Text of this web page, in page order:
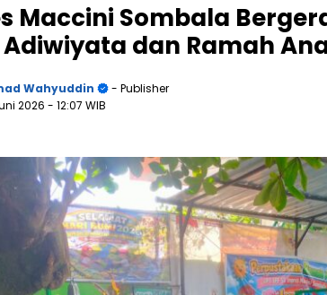
Maccini Sombala
dan Ramah
Wahyuddin
- Publisher
2026 - 12:07 WIB